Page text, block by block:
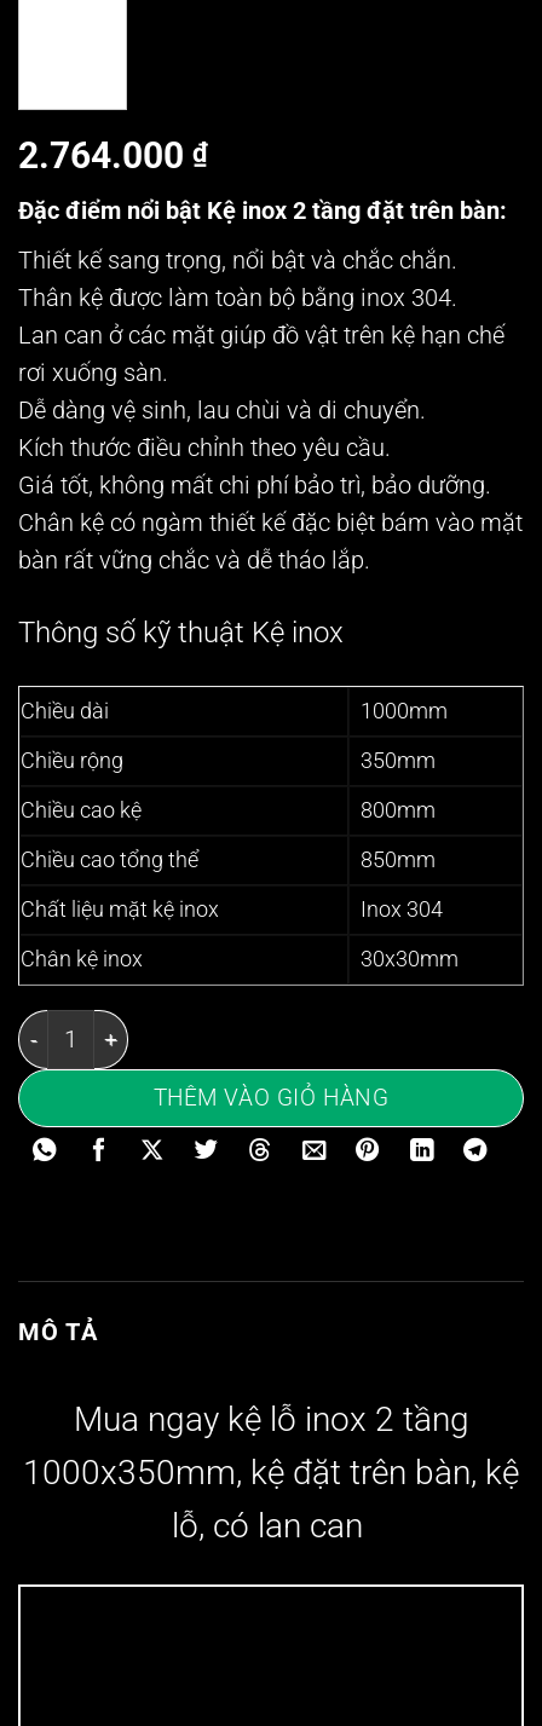
2.764.000 ₫
Đặc điểm nổi bật Kệ inox 2 tầng đặt trên bàn:
Thiết kế sang trọng, nổi bật và chắc chắn.
Thân kệ được làm toàn bộ bằng inox 304.
Lan can ở các mặt giúp đồ vật trên kệ hạn chế
rơi xuống sàn.
Dễ dàng vệ sinh, lau chùi và di chuyển.
Kích thước điều chỉnh theo yêu cầu.
Giá tốt, không mất chi phí bảo trì, bảo dưỡng.
Chân kệ có ngàm thiết kế đặc biệt bám vào mặt
bàn rất vững chắc và dễ tháo lắp.
Thông số kỹ thuật Kệ inox
Chiều dài 1000mm
Chiều rộng 350mm
Chiều cao kệ 800mm
Chiều cao tổng thể 850mm
Chất liệu mặt kệ inox Inox 304
Chân kệ inox 30x30mm
Kệ inox 2 tầng 1000x350mm - Kệ đặt trên bàn - Kệ lỗ
THÊM VÀO GIỎ HÀNG
MÔ TẢ
Mua ngay kệ lỗ inox 2 tầng
1000x350mm, kệ đặt trên bàn, kệ
lỗ, có lan can